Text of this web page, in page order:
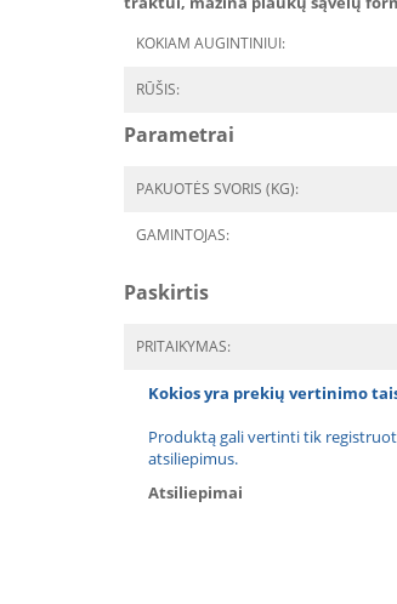
KOKIAM AUGINTINIUI:
RŪŠIS:
Parametrai
PAKUOTĖS SVORIS (KG):
GAMINTOJAS:
Paskirtis
PRITAIKYMAS:
Kokios yra prekių vertinimo
Produktą gali vertinti tik
atsiliepimus.
Atsiliepimai